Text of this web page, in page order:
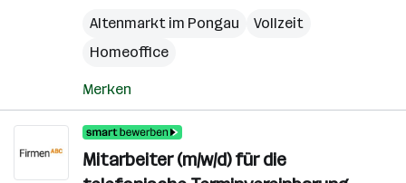
Altenmarkt im Pongau
Vollzeit
Homeoffice
Merken
Mitarbeiter (m/w/d) für die